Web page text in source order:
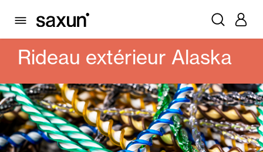
PRODUITS
ALICANTINES ET RIDEAUX PVC
Rideau extérieur Alaska